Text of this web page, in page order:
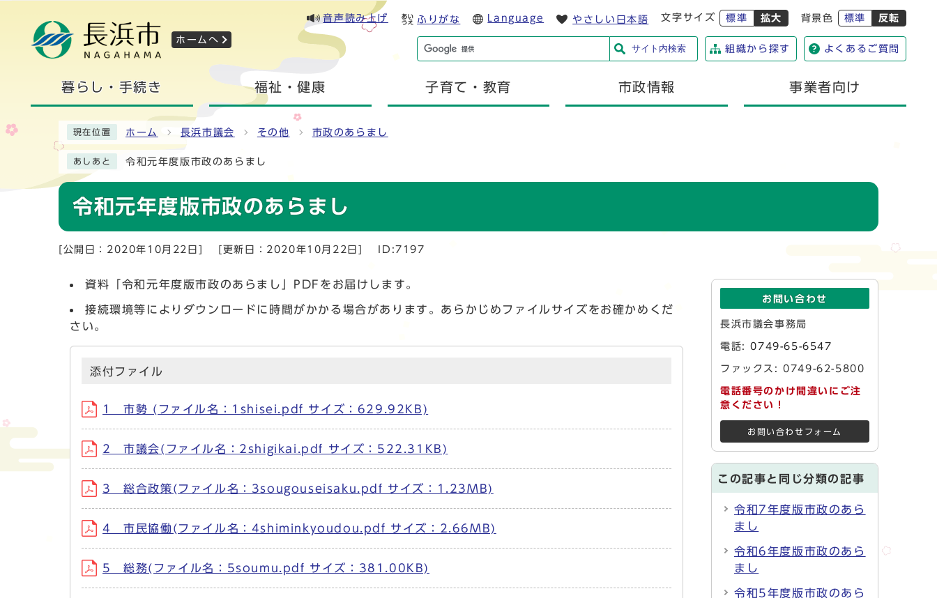
ホームへ
音声読み上げ ふりがな Language やさしい日本語 文字サイズ 標準 拡大 背景色 標準 反転
サイト内検索 組織から探す よくあるご質問
暮らし・手続き 福祉・健康 子育て・教育 市政情報 事業者向け
現在位置 ホーム 長浜市議会 その他 市政のあらまし
あしあと 令和元年度版市政のあらまし
令和元年度版市政のあらまし
[公開日：2020年10月22日] [更新日：2020年10月22日] ID:7197
資料「令和元年度版市政のあらまし」PDFをお届けします。
接続環境等によりダウンロードに時間がかかる場合があります。あらかじめファイルサイズをお確かめくだ
さい。
添付ファイル
1 市勢 (ファイル名：1shisei.pdf サイズ：629.92KB)
2 市議会(ファイル名：2shigikai.pdf サイズ：522.31KB)
3 総合政策(ファイル名：3sougouseisaku.pdf サイズ：1.23MB)
4 市民協働(ファイル名：4shiminkyoudou.pdf サイズ：2.66MB)
5 総務(ファイル名：5soumu.pdf サイズ：381.00KB)
お問い合わせ
長浜市議会事務局
電話:0749-65-6547
ファックス: 0749-62-5800
電話番号のかけ間違いにご注
意ください！
お問い合わせフォーム
この記事と同じ分類の記事
令和7年度版市政のあら
まし
令和6年度版市政のあら
まし
令和5年度版市政のあら